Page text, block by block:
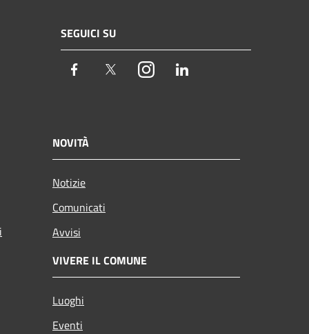
SEGUICI SU
Facebook TwitterInstagram
NOVITÀ
Notizie
Comunicati
Avvisi
VIVERE IL COMUNE
Luoghi
Eventi